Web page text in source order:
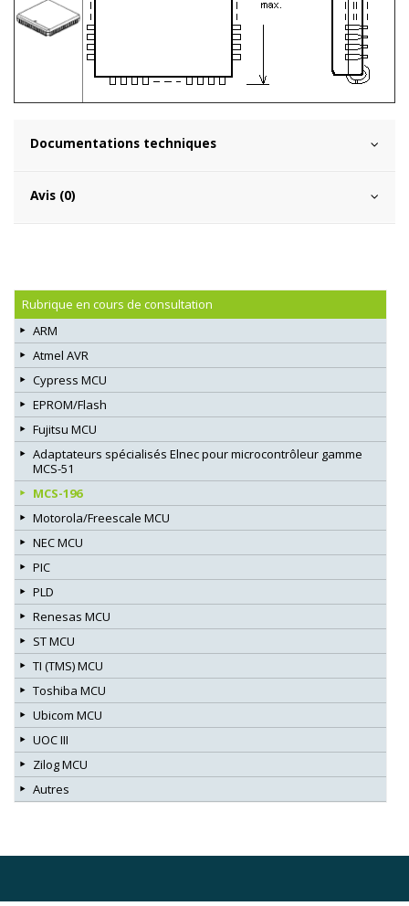
Documentations techniques
Avis (0)
Rubrique en cours de consultation
ARM
Atmel AVR
Cypress MCU
EPROM/Flash
Fujitsu MCU
Adaptateurs spécialisés Elnec pour microcontrôleur gamme
MCS-51
MCS-196
Motorola/Freescale MCU
NEC MCU
PIC
PLD
Renesas MCU
ST MCU
TI (TMS) MCU
Toshiba MCU
Ubicom MCU
UOC III
Zilog MCU
Autres